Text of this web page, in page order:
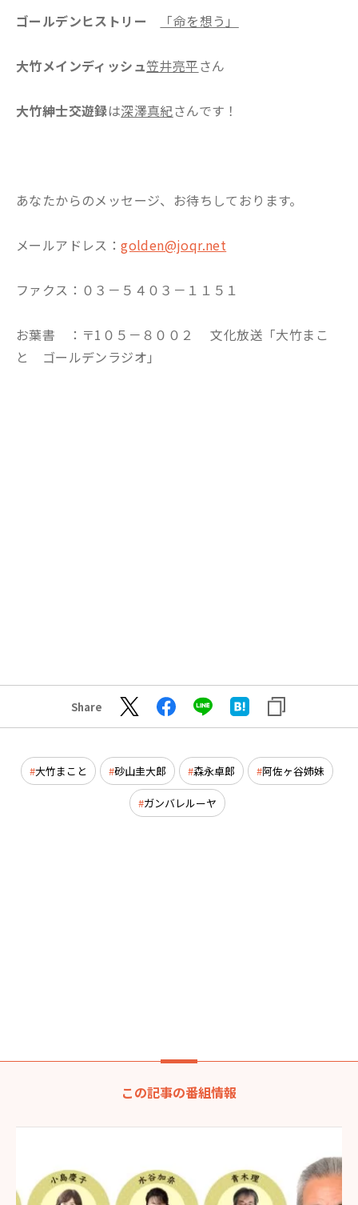
ゴールデンヒストリー 「命を想う 」
大竹メインディッシュ笠井亮平さん
大竹紳士交遊録は深澤真紀さんです！
あなたからのメッセージ、お待ちしております。
メールアドレス：golden@joqr.net
ファクス：０３－５４０３－１１５１
お葉書 ：〒1０５－８００２ 文化放送「大竹まこ
と ゴールデンラジオ」
Share
大竹まこと 砂山圭大郎 森永卓郎 阿佐ヶ谷姉妹
ガンバレルーヤ
この記事の番組情報